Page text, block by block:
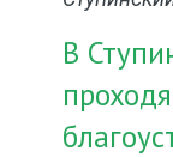
В